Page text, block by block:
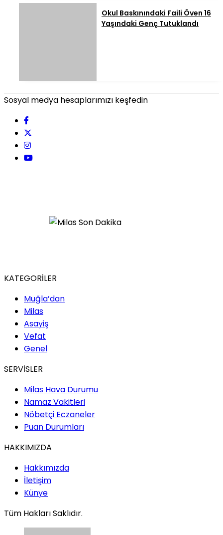
Okul Baskınındaki Faili Öven 16
Yaşındaki Genç Tutuklandı
Sosyal medya hesaplarımızı keşfedin
KATEGORİLER
Muğla’dan
Milas
Asayiş
Vefat
Genel
SERVİSLER
Milas Hava Durumu
Namaz Vakitleri
Nöbetçi Eczaneler
Puan Durumları
HAKKIMIZDA
Hakkımızda
İletişim
Künye
Tüm Hakları Saklıdır.